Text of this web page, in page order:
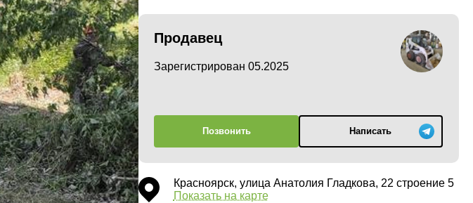
Продавец
Зарегистрирован 05.2025
Позвонить Написать
Красноярск, улица Анатолия Гладкова, 22 строение 5
Показать на карте